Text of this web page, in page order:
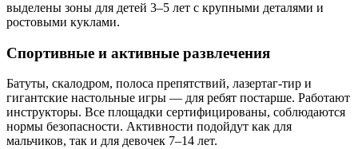
выделены зоны для детей 3–5 лет с крупными деталями и
ростовыми куклами.
Спортивные и активные развлечения
Батуты, скалодром, полоса препятствий, лазертаг-тир и
гигантские настольные игры — для ребят постарше. Работают
инструкторы. Все площадки сертифицированы, соблюдаются
нормы безопасности. Активности подойдут как для
мальчиков, так и для девочек 7–14 лет.